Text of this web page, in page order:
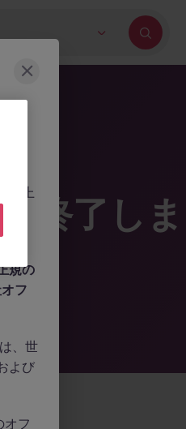
終了し
す
た上
、
規の
フ
、世
よび
フ